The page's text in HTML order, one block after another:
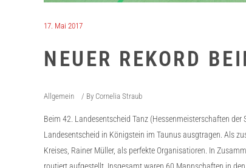
17. Mai 2017
NEUER REKORD
Allgemein By Cornelia Straub
Beim 42. Landesentscheid Tanz (Hessenmeisterschaften
Landesentscheid in Königstein im Taunus ausgtragen. Als
Kreises, Rainer Müller, als perfekte Organisatioren. In